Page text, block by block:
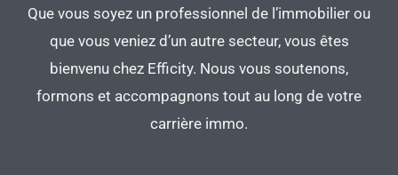
Que vous soyez un professionnel de l’immobilier ou
que vous veniez d’un autre secteur, vous êtes
bienvenu chez Efficity. Nous vous soutenons,
formons et accompagnons tout au long de votre
carrière immo.